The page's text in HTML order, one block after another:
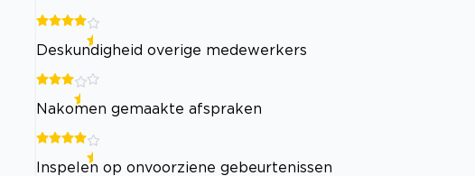
Deskundigheid overige medewerkers
Nakomen gemaakte afspraken
Inspelen op onvoorziene gebeurtenissen